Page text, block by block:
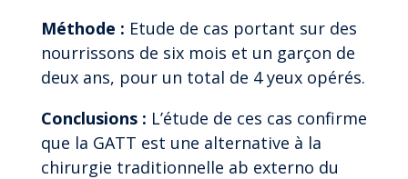
Méthode : Etude de cas portant sur des
nourrissons de six mois et un garçon de
deux ans, pour un total de 4 yeux opérés.
Conclusions : L’étude de ces cas confirme
que la GATT est une alternative à la
chirurgie traditionnelle ab externo du